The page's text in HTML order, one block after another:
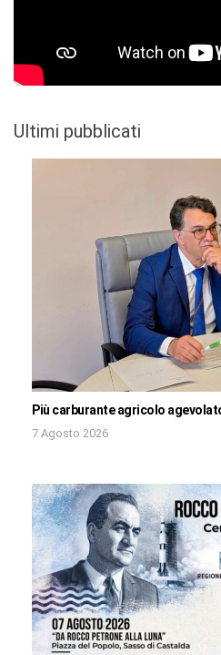
Ultimi pubblicati
Più carburante agricolo
7 Agosto 2026